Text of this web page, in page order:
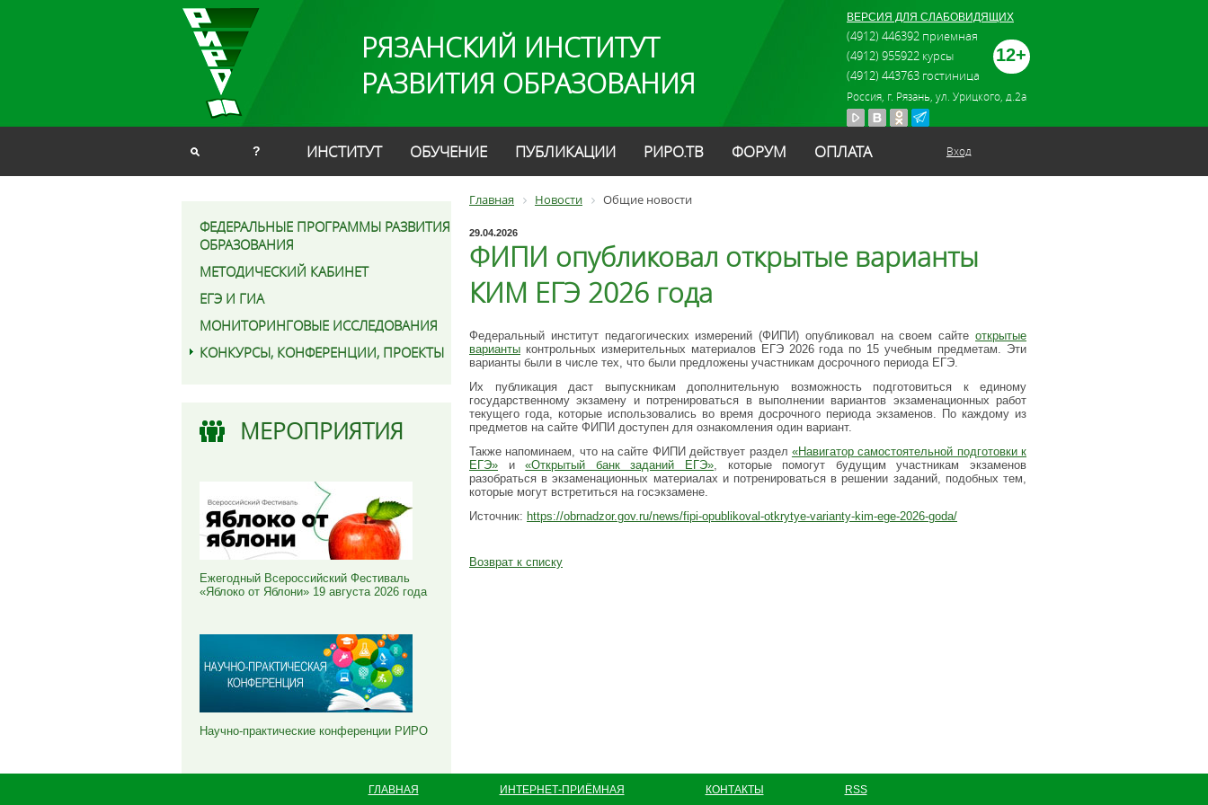
РЯЗАНСКИЙ ИНСТИТУТ
РАЗВИТИЯ ОБРАЗОВАНИЯ
12+
ВЕРСИЯ ДЛЯ СЛАБОВИДЯЩИХ
(4912) 446392 приемная
(4912) 955922 курсы
(4912) 443763 гостиница
Россия, г. Рязань, ул. Урицкого, д.2а
? ИНСТИТУТ ОБУЧЕНИЕ ПУБЛИКАЦИИ РИРО.ТВ ФОРУМ ОПЛАТА Вход
ФЕДЕРАЛЬНЫЕ ПРОГРАММЫ РАЗВИТИЯ
ОБРАЗОВАНИЯ
МЕТОДИЧЕСКИЙ КАБИНЕТ
ЕГЭ И ГИА
МОНИТОРИНГОВЫЕ ИССЛЕДОВАНИЯ
КОНКУРСЫ, КОНФЕРЕНЦИИ, ПРОЕКТЫ
МЕРОПРИЯТИЯ
Ежегодный Всероссийский Фестиваль
«Яблоко от Яблони» 19 августа 2026 года
Научно-практические конференции РИРО
Главная Новости Общие новости
29.04.2026
ФИПИ опубликовал открытые варианты
КИМ ЕГЭ 2026 года
Федеральный институт педагогических измерений (ФИПИ) опубликовал на своем сайте открытые
варианты контрольных измерительных материалов ЕГЭ 2026 года по 15 учебным предметам. Эти
варианты были в числе тех, что были предложены участникам досрочного периода ЕГЭ.
Их публикация даст выпускникам дополнительную возможность подготовиться к единому
государственному экзамену и потренироваться в выполнении вариантов экзаменационных работ
текущего года, которые использовались во время досрочного периода экзаменов. По каждому из
предметов на сайте ФИПИ доступен для ознакомления один вариант.
Также напоминаем, что на сайте ФИПИ действует раздел «Навигатор самостоятельной подготовки к
ЕГЭ» и«Открытый банк заданий ЕГЭ» , которые помогут будущим участникам экзаменов
разобраться в экзаменационных материалах и потренироваться в решении заданий, подобных тем,
которые могут встретиться на госэкзамене.
Источник: https://obrnadzor.gov.ru/news/fipi-opublikoval-otkrytye-varianty-kim-ege-2026-goda/
Возврат к списку
ГЛАВНАЯ ИНТЕРНЕТ-ПРИЁМНАЯ КОНТАКТЫ RSS